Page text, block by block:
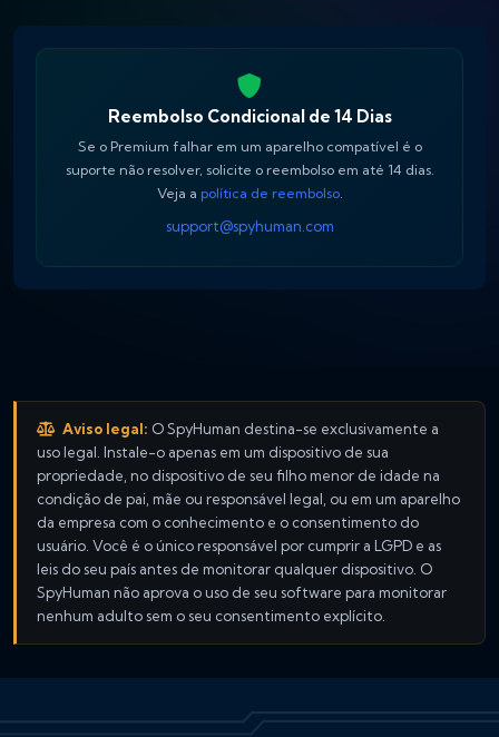
Reembolso Condicional de 14 Dias
Se o Premium falhar em um aparelho compatível é o
suporte não resolver, solicite o reembolso em até 14 dias.
Veja a política de reembolso.
support@spyhuman.com
Aviso legal: O SpyHuman destina-se exclusivamente a
uso legal. Instale-o apenas em um dispositivo de sua
propriedade, no dispositivo de seu filho menor de idade na
condição de pai, mãe ou responsável legal, ou em um aparelho
da empresa com o conhecimento e o consentimento do
usuário. Você é o único responsável por cumprir a LGPD e as
leis do seu país antes de monitorar qualquer dispositivo. O
SpyHuman não aprova o uso de seu software para monitorar
nenhum adulto sem o seu consentimento explícito.